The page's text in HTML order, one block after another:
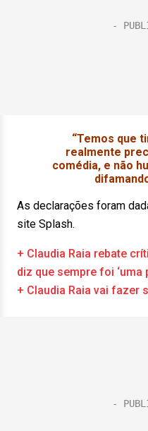
“Temos que
realmente
comédia, e não
As declarações foram
site Splash.
+ Claudia Raia rebate
diz que sempre foi ‘uma
+ Claudia Raia vai fazer